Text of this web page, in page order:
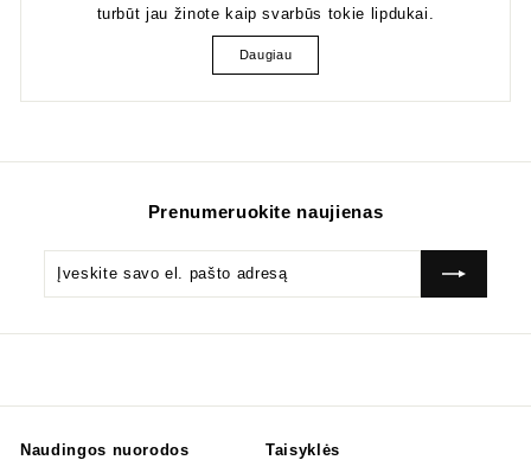
turbūt jau žinote kaip svarbūs tokie lipdukai.
Daugiau
Prenumeruokite naujienas
savo
pašto
Naudingos nuorodos Taisyklės